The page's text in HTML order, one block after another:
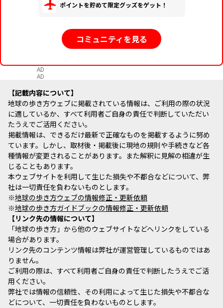
ポイントを貯めて限定グッズをゲット！
コミュニティを見る
AD
AD
記載内容について
地球の歩き方ウェブに掲載されている情報は、ご利用の際の状況
に適しているか、すべて利用者ご自身の責任で判断していただい
たうえでご活用ください。
掲載情報は、できるだけ最新で正確なものを掲載するように努め
ています。しかし、取材後・掲載後に現地の規則や手続きなど各
種情報が変更されることがあります。また解釈に見解の相違が生
じることもあります。
本ウェブサイトを利用して生じた損失や不都合などについて、弊
社は一切責任を負わないものとします。
※地球の歩き方ウェブの情報修正・更新依頼
※地球の歩き方ガイドブックの情報修正・更新依頼
リンク先の情報について
「地球の歩き方」から他のウェブサイトなどへリンクをしている
場合があります。
リンク先のコンテンツ情報は弊社が運営管理しているものではあ
りません。
ご利用の際は、すべて利用者ご自身の責任で判断したうえでご活
用ください。
弊社では情報の信頼性、その利用によって生じた損失や不都合な
どについて、一切責任を負わないものとします。